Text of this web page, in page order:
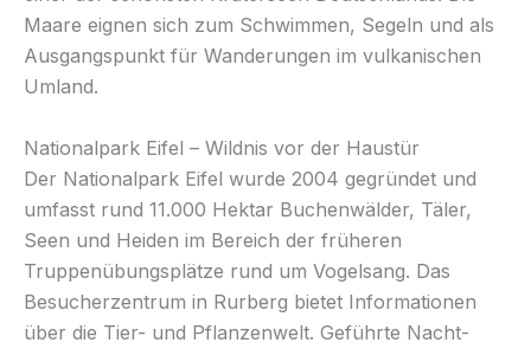
Maare eignen sich zum Schwimmen, Segeln und als
Ausgangspunkt für Wanderungen im vulkanischen
Umland.
Nationalpark Eifel – Wildnis vor der Haustür
Der Nationalpark Eifel wurde 2004 gegründet und
umfasst rund 11.000 Hektar Buchenwälder, Täler,
Seen und Heiden im Bereich der früheren
Truppenübungsplätze rund um Vogelsang. Das
Besucherzentrum in Rurberg bietet Informationen
über die Tier- und Pflanzenwelt. Geführte Nacht-